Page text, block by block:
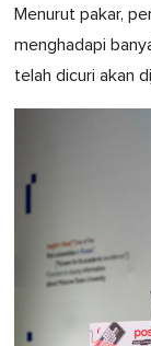
Menurut pakar,
menghadapi
telah dicuri akan